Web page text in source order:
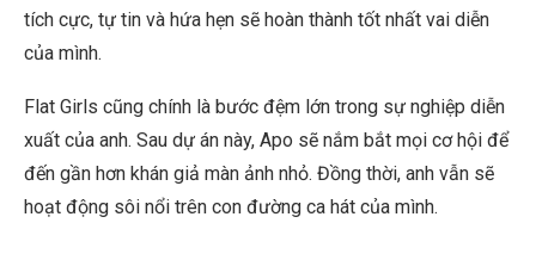
tích cực, tự tin và hứa hẹn sẽ hoàn thành tốt nhất vai diễn
của mình.
Flat Girls cũng chính là bước đệm lớn trong sự nghiệp diễn
xuất của anh. Sau dự án này, Apo sẽ nắm bắt mọi cơ hội để
đến gần hơn khán giả màn ảnh nhỏ. Đồng thời, anh vẫn sẽ
hoạt động sôi nổi trên con đường ca hát của mình.